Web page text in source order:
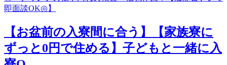
【お盆前の入寮間に合う】【家族寮に
ずっと0円で住める】子どもと一緒に入